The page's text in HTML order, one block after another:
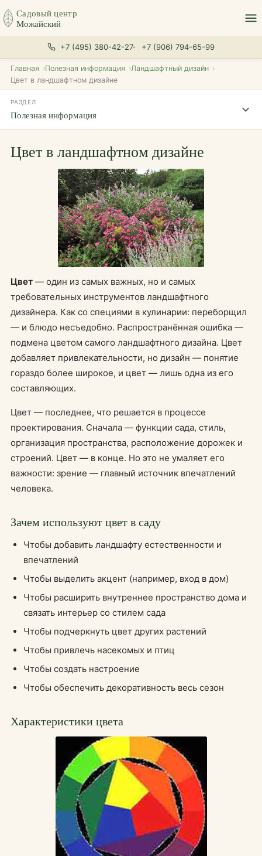
Садовый центр
Можайский
+7 (495) 380-42-27 +7 (906) 794-65-99
Главная Полезная информация
Ландшафтный дизайн
Цвет в ландшафтном дизайне
РАЗДЕЛ
Полезная информация
Цвет в ландшафтном дизайне
Цвет — один из самых важных, но и самых
требовательных инструментов ландшафтного
дизайнера. Как со специями в кулинарии: переборщил
— и блюдо несъедобно. Распространённая ошибка —
подмена цветом самого ландшафтного дизайна. Цвет
добавляет привлекательности, но дизайн — понятие
гораздо более широкое, и цвет — лишь одна из его
составляющих.
Цвет — последнее, что решается в процессе
проектирования. Сначала — функции сада, стиль,
организация пространства, расположение дорожек и
строений. Цвет — в конце. Но это не умаляет его
важности: зрение — главный источник впечатлений
человека.
Зачем используют цвет в саду
Чтобы добавить ландшафту естественности и
впечатлений
Чтобы выделить акцент (например, вход в дом)
Чтобы расширить внутреннее пространство дома и
связать интерьер со стилем сада
Чтобы подчеркнуть цвет других растений
Чтобы привлечь насекомых и птиц
Чтобы создать настроение
Чтобы обеспечить декоративность весь сезон
Характеристики цвета